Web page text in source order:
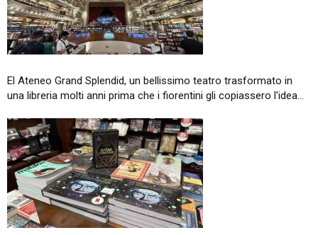
El Ateneo Grand Splendid, un bellissimo teatro trasformato in
una libreria molti anni prima che i fiorentini gli copiassero l'idea...